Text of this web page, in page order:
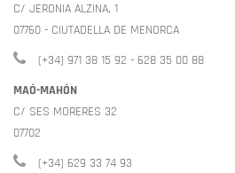
C/ JERONIA ALZINA, 1
07760 - CIUTADELLA DE MENORCA
(+34) 971 38 15 92 - 628 35 00 88
MAÓ-MAHÓN
C/ SES MORERES 32
07702
(+34) 629 33 74 93